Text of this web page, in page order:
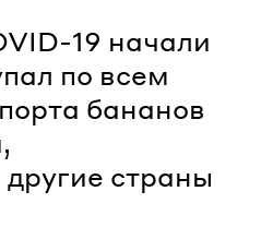
19 начали
по всем
бананов
страны